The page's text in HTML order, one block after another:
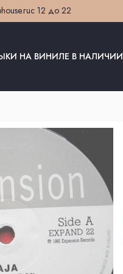
с 12 до 22
НА ВИНИЛЕ В НАЛИЧИИ